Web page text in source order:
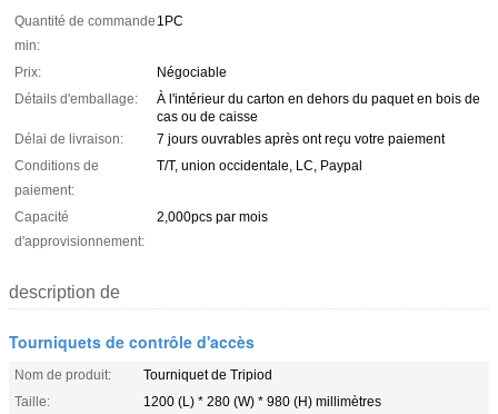
Quantité de commande
min:
1PC
Prix:
Négociable
Détails d'emballage:
À l'intérieur du carton en dehors du paquet en bois de
cas ou de caisse
Délai de livraison:
7 jours ouvrables après ont reçu votre paiement
Conditions de
paiement:
T/T, union occidentale, LC, Paypal
Capacité
d'approvisionnement:
2,000pcs par mois
description de
Tourniquets de contrôle d'accès
Nom de produit:
Tourniquet de Tripiod
Taille:
1200 (L) * 280 (W) * 980 (H) millimètres